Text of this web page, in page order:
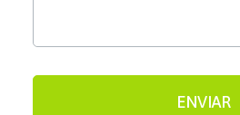
ENVIAR